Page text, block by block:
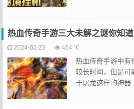
热血传奇手游三大未解之谜你知
2024-02-23 464 ℃
热血传奇手游中有
较长时间，但是可
于屠龙这样的神器